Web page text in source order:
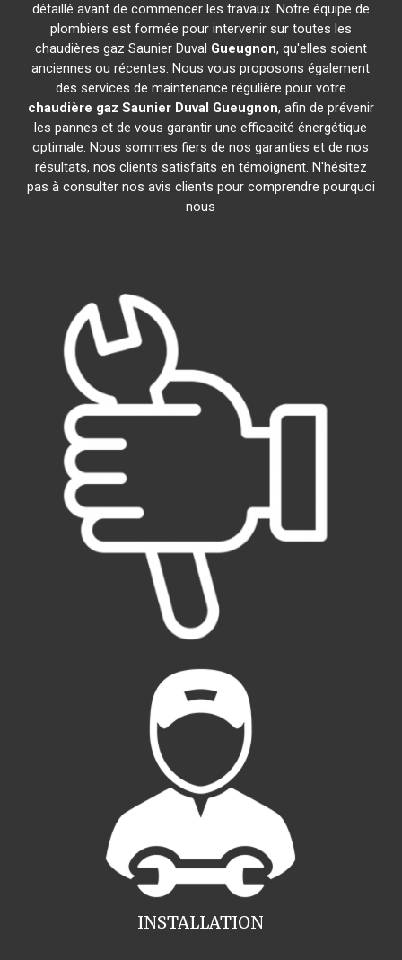
détaillé avant de commencer les travaux. Notre équipe de
plombiers est formée pour intervenir sur toutes les
chaudières gaz Saunier Duval Gueugnon, qu'elles soient
anciennes ou récentes. Nous vous proposons également
des services de maintenance régulière pour votre
chaudière gaz Saunier Duval Gueugnon, afin de prévenir
les pannes et de vous garantir une efficacité énergétique
optimale. Nous sommes fiers de nos garanties et de nos
résultats, nos clients satisfaits en témoignent. N'hésitez
pas à consulter nos avis clients pour comprendre pourquoi
nous
INSTALLATION